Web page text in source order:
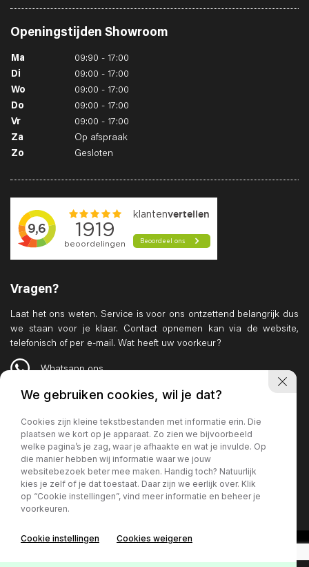
Openingstijden Showroom
Ma
09:90 - 17:00
Di
09:00 - 17:00
Wo
09:00 - 17:00
Do
09:00 - 17:00
Vr
09:00 - 17:00
Za
Op afspraak
Zo
Gesloten
Vragen?
Laat het ons weten. Service is voor ons ontzettend belangrijk dus
we staan voor je klaar. Contact opnemen kan via de website,
telefonisch of per e-mail. Wat heeft uw voorkeur?
Whatsapp ons
We gebruiken cookies, wil je dat?
Cookies zijn kleine tekstbestanden met informatie erin. Die
plaatsen we kort op je apparaat. Zo zien we bijvoorbeeld
welke pagina’s je zag, waar je afhaakte en wat je invulde. Op
die manier hebben wij informatie waar we jouw
websitebezoek beter mee maken. Handig toch? Natuurlijk
kies je zelf of je dat toestaat. Daar zijn we eerlijk over. Klik
op “Cookie instellingen”, vind meer informatie en beheer je
voorkeuren.
Cookie instellingen Cookies weigeren